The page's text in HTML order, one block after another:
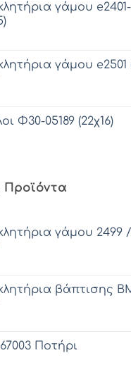
γάμου e2401-
γάμου e2501
Φ30-05189 (22χ16)
Προϊόντα
γάμου 2499 /
βάπτισης
Ποτήρι